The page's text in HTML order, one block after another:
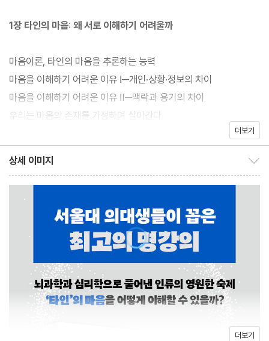
이러한 지혜를 어떻게 일상에 적용할 수 있을지 이야기한다. 다른 사
이다. 이 책은 타인과 더 나은 관계를 만드는 방법을 안내하는 동시
에, 내 마음을 제대로 인식하고 깊이 이해할 수 있도록 돕는 과학적
인 해답이다.
1장 타인의 마음: 왜 서로 이해하기 어려울까
마음이론, 타인의 마음을 추론하는 능력
마음을 이해하기 어려운 이유 Ⅰ─개인·상황·정보의 차이
마음을 이해하기 어려운 이유 Ⅱ─맥락과 용기의 차이
우리는 마음의 존재를 가정하며 살아간다
2장 마음의 오류: 상상하는 마음, 오해하는 인간
불완전한 언어가 만드는 착각
기억은 어떻게 오염되는가
감정은 느끼는 것이 아니라 해석되는 것이다
집단이라는 프레임 깨뜨리기
더보기
상세 이미지
더보기